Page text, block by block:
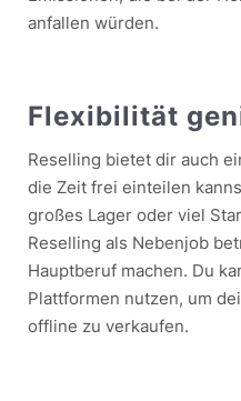
anfallen würden.
Flexibilität
Reselling bietet dir auch
die Zeit frei einteilen
großes Lager oder viel
Reselling als Nebenjob
Hauptberuf machen. Du
Plattformen nutzen, um
offline zu verkaufen.